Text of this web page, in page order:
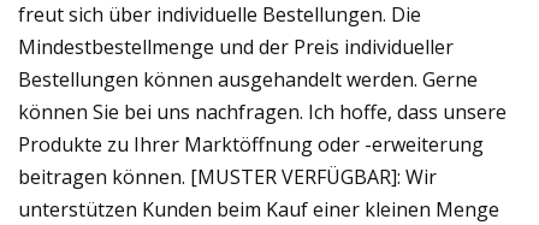
freut sich über individuelle Bestellungen. Die
Mindestbestellmenge und der Preis individueller
Bestellungen können ausgehandelt werden. Gerne
können Sie bei uns nachfragen. Ich hoffe, dass unsere
Produkte zu Ihrer Marktöffnung oder -erweiterung
beitragen können. [MUSTER VERFÜGBAR]: Wir
unterstützen Kunden beim Kauf einer kleinen Menge